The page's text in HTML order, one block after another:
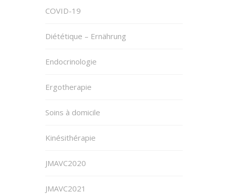
COVID-19
Diététique – Ernährung
Endocrinologie
Ergotherapie
Soins à domicile
Kinésithérapie
JMAVC2020
JMAVC2021